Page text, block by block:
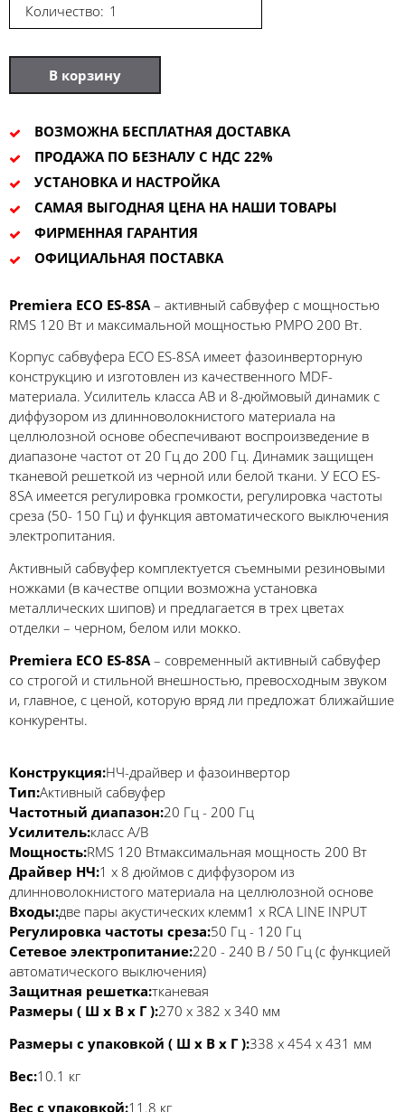
Количество:
В корзину
ВОЗМОЖНА БЕСПЛАТНАЯ ДОСТАВКА
ПРОДАЖА ПО БЕЗНАЛУ С НДС 22%
УСТАНОВКА И НАСТРОЙКА
САМАЯ ВЫГОДНАЯ ЦЕНА НА НАШИ ТОВАРЫ
ФИРМЕННАЯ ГАРАНТИЯ
ОФИЦИАЛЬНАЯ ПОСТАВКА
Premiera ECO ES-8SA – активный сабвуфер с мощностью
RMS 120 Вт и максимальной мощностью PMPO 200 Вт.
Корпус сабвуфера ECO ES-8SA имеет фазоинверторную
конструкцию и изготовлен из качественного MDF-
материала. Усилитель класса AB и 8-дюймовый динамик с
диффузором из длинноволокнистого материала на
целлюлозной основе обеспечивают воспроизведение в
диапазоне частот от 20 Гц до 200 Гц. Динамик защищен
тканевой решеткой из черной или белой ткани. У ECO ES-
8SA имеется регулировка громкости, регулировка частоты
среза (50- 150 Гц) и функция автоматического выключения
электропитания.
Активный сабвуфер комплектуется съемными резиновыми
ножками (в качестве опции возможна установка
металлических шипов) и предлагается в трех цветах
отделки – черном, белом или мокко.
Premiera ECO ES-8SA– современный активный сабвуфер
со строгой и стильной внешностью, превосходным звуком
и, главное, с ценой, которую вряд ли предложат ближайшие
конкуренты.
Конструкция:НЧ-драйвер и фазоинвертор
Тип:Активный сабвуфер
Частотный диапазон:20 Гц - 200 Гц
Усилитель:класс A/B
Мощность:RMS 120 Втмаксимальная мощность 200 Вт
Драйвер НЧ:1 x 8 дюймов с диффузором из
длинноволокнистого материала на целлюлозной основе
Входы:две пары акустических клемм1 x RCA LINE INPUT
Регулировка частоты среза:50 Гц - 120 Гц
Сетевое электропитание:220 - 240 В / 50 Гц (с функцией
автоматического выключения)
Защитная решетка:тканевая
Размеры ( Ш x В x Г ):270 x 382 x 340 мм
Размеры с упаковкой ( Ш x В x Г ):338 х 454 х 431 мм
Вес:10.1 кг
Вес с упаковкой:11.8 кг